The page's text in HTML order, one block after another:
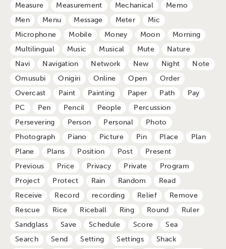
Measure
Measurement Mechanical
Memo
Men
Menu Message Meter
Mic
Microphone
Mobile Money Moon
Morning
Multilingual
Music Musical Mute
Nature
Navi
Navigation Network New Night
Note
Omusubi
Onigiri Online Open
Order
Overcast
Paint Painting Paper Path
Pay
PC
Pen Pencil People
Percussion
Persevering
Person Personal
Photo
Photograph
Piano Picture Pin Place
Plan
Plane
Plans Position Post
Present
Previous
Price Privacy Private
Program
Project
Protect Rain Random
Read
Receive
Record recording Relief
Remove
Rescue
Rice Riceball Ring Round
Ruler
Sandglass
Save Schedule Score
Sea
Search
Send Setting Settings Shack